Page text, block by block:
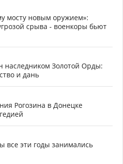
мосту новым оружием»:
срыва - военкоры бьют
наследником Золотой Орды:
и дань
Рогозина в Донецке
все эти годы занимались